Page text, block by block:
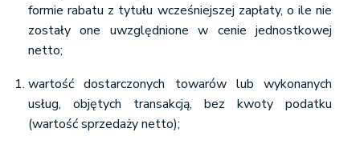
formie rabatu z tytułu wcześniejszej zapłaty, o ile nie
zostały one uwzględnione w cenie jednostkowej
netto;
wartość dostarczonych towarów lub wykonanych
usług, objętych transakcją, bez kwoty podatku
(wartość sprzedaży netto);